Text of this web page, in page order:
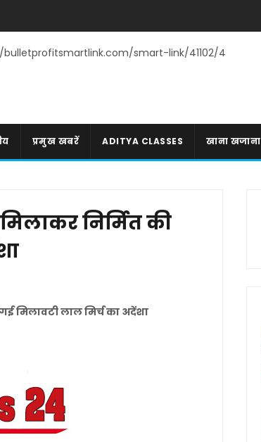
smart-link/41102/4
प्रमुख खबरें ADITYA CLASSES खाना खजाना
निर्मित की
मिलावटी लाल मिर्च का अदेंशा